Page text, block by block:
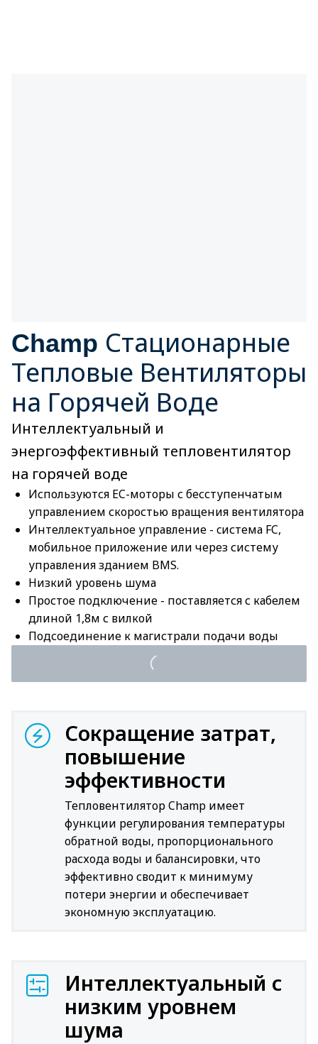
Champ Стационарные
Тепловые Вентиляторы
на Горячей Воде
Интеллектуальный и
энергоэффективный тепловентилятор
на горячей воде
Используются EC-моторы с бесступенчатым
управлением скоростью вращения вентилятора
Интеллектуальное управление - cистема FC,
мобильное приложение или через систему
управления зданием BMS.
Низкий уровень шума
Простое подключение - поставляется с кабелем
длиной 1,8м с вилкой
Подсоединение к магистрали подачи воды
Сокращение затрат,
повышение
эффективности
Тепловентилятор Champ имеет
функции регулирования температуры
обратной воды, пропорционального
расхода воды и балансировки, что
эффективно сводит к минимуму
потери энергии и обеспечивает
экономную эксплуатацию.
Интеллектуальный с
низким уровнем
шума